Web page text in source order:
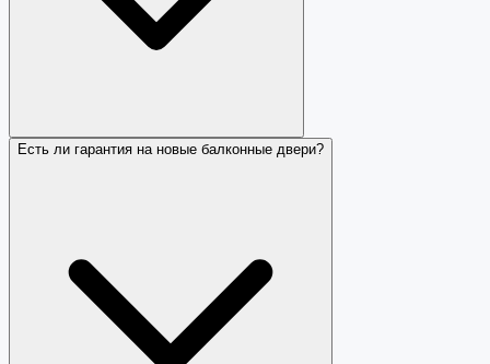
Есть ли гарантия на новые балконные двери?